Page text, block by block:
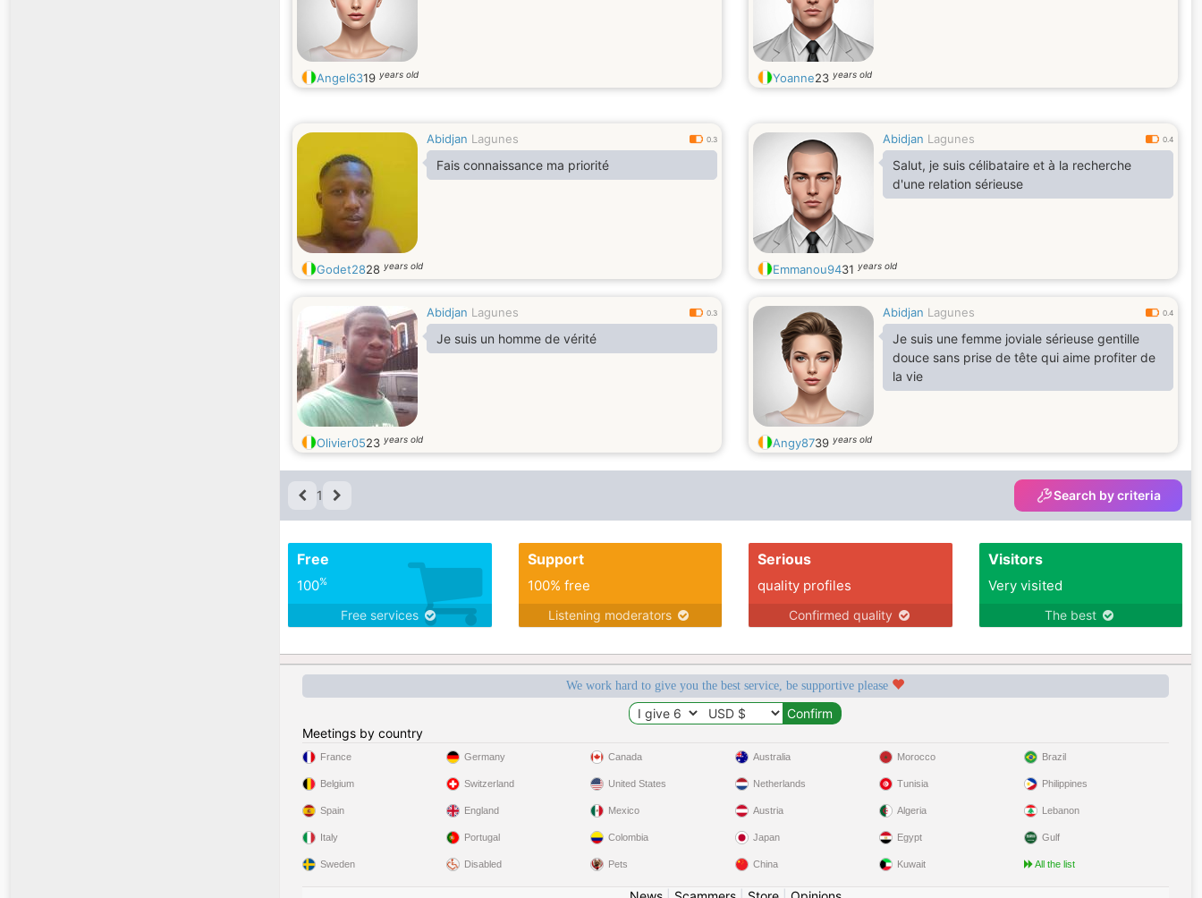
Angel6319 years old Yoanne23 years old
Abidjan Lagunes 0.3
Fais connaissance ma priorité
Godet2828 years old
Abidjan Lagunes 0.4
Salut, je suis célibataire et à la recherche
d'une relation sérieuse
Emmanou9431 years old
Abidjan Lagunes 0.3
Je suis un homme de vérité
Olivier0523 years old
Abidjan Lagunes 0.4
Je suis une femme joviale sérieuse gentille
douce sans prise de tête qui aime profiter de
la vie
Angy8739 years old
1 Search by criteria
Free
100%
Free services
Support
100% free
Listening moderators
Serious
quality profiles
Confirmed quality
Visitors
Very visited
The best
We work hard to give you the best service, be supportive please
Meetings by country
France
Belgium
Spain
Italy
Sweden
Germany
Switzerland
England
Portugal
Disabled
Canada
United States
Mexico
Colombia
Pets
Australia
Netherlands
Austria
Japan
China
Morocco
Tunisia
Algeria
Egypt
Kuwait
Brazil
Philippines
Lebanon
Gulf
All the list